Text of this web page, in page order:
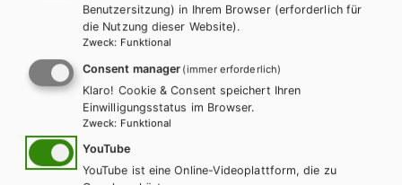
KOMPETENZ:DEUTSCH – modular.
Sprachbuch für höhere Schulen. Trainingsteil
1
Trainingsteil + E-Book
Trainingsteil E-Book Solo
Trainingsteil mit E-BOOK+
TT Lehrer/innenausgabe
Benutzersitzung) in Ihrem Browser (erforderlich für
die Nutzung dieser Website).
Zweck: Funktional
Consent manager (immer erforderlich)
Klaro! Cookie & Consent speichert Ihren
Einwilligungsstatus im Browser.
Zweck: Funktional
YouTube
YouTube ist eine Online-Videoplattform, die zu